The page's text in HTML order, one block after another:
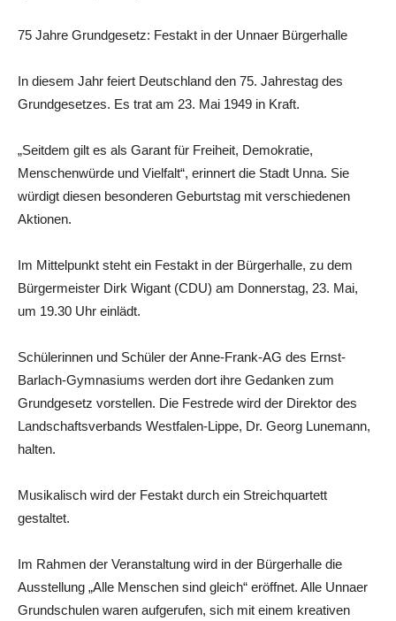
75 Jahre Grundgesetz: Festakt in der Unnaer Bürgerhalle
In diesem Jahr feiert Deutschland den 75. Jahrestag des
Grundgesetzes. Es trat am 23. Mai 1949 in Kraft.
„Seitdem gilt es als Garant für Freiheit, Demokratie,
Menschenwürde und Vielfalt“, erinnert die Stadt Unna. Sie
würdigt diesen besonderen Geburtstag mit verschiedenen
Aktionen.
Im Mittelpunkt steht ein Festakt in der Bürgerhalle, zu dem
Bürgermeister Dirk Wigant (CDU) am Donnerstag, 23. Mai,
um 19.30 Uhr einlädt.
Schülerinnen und Schüler der Anne-Frank-AG des Ernst-
Barlach-Gymnasiums werden dort ihre Gedanken zum
Grundgesetz vorstellen. Die Festrede wird der Direktor des
Landschaftsverbands Westfalen-Lippe, Dr. Georg Lunemann,
halten.
Musikalisch wird der Festakt durch ein Streichquartett
gestaltet.
Im Rahmen der Veranstaltung wird in der Bürgerhalle die
Ausstellung „Alle Menschen sind gleich“ eröffnet. Alle Unnaer
Grundschulen waren aufgerufen, sich mit einem kreativen